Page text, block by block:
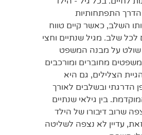
התפתחותיות
השלב, כאשר קיים טווח
שלב. מגיל שנתיים וחצי
שולט על מבנה המשפט
מחוברים ומורכבים
הצלילים, גם היא
הדרגתי ובשלבים לאורך
בין גילאי שנתיים
שרוב דיבורו של הילד
עדיין לא נצפה לשליטה